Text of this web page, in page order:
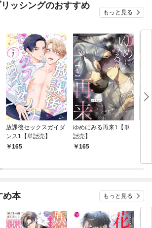
ッシングのおすすめ
もっと見る
放課後セックスガイダ
ンス1【単話売】
165
ゆめにみる再来1【単
話売】
165
め本 もっと見る